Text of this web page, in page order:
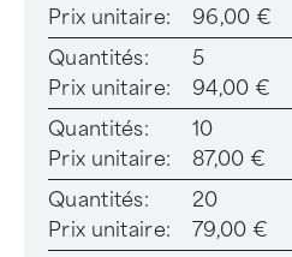
Prix unitaire:
96,00 €
Quantités:
5
Prix unitaire:
94,00 €
Quantités:
10
Prix unitaire:
87,00 €
Quantités:
20
Prix unitaire:
79,00 €